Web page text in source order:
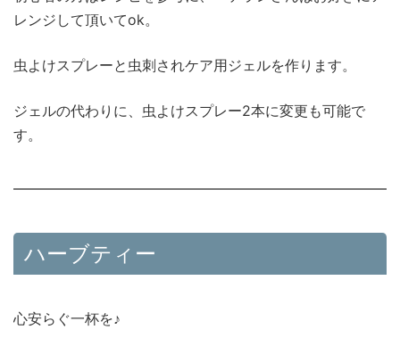
レンジして頂いてok。
虫よけスプレーと虫刺されケア用ジェルを作ります。
ジェルの代わりに、虫よけスプレー2本に変更も可能で
す。
ハーブティー
心安らぐ一杯を♪